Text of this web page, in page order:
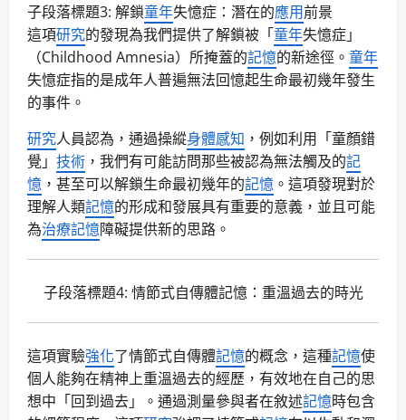
子段落標題3: 解鎖童年失憶症：潛在的應用前景
這項研究的發現為我們提供了解鎖被「童年失憶症」
（Childhood Amnesia）所掩蓋的記憶的新途徑。 童年
失憶症指的是成年人普遍無法回憶起生命最初幾年發生
的事件。
研究人員認為，通過操縱身體感知 ，例如利用「童顏錯
覺」 技術 ，我們有可能訪問那些被認為無法觸及的記
憶 ，甚至可以解鎖生命最初幾年的記憶 。這項發現對於
理解人類記憶的形成和發展具有重要的意義，並且可能
為治療記憶障礙提供新的思路。
子段落標題4: 情節式自傳體記憶：重溫過去的時光
這項實驗強化了情節式自傳體記憶的概念，這種記憶使
個人能夠在精神上重溫過去的經歷，有效地在自己的思
想中「回到過去」。通過測量參與者在敘述記憶時包含